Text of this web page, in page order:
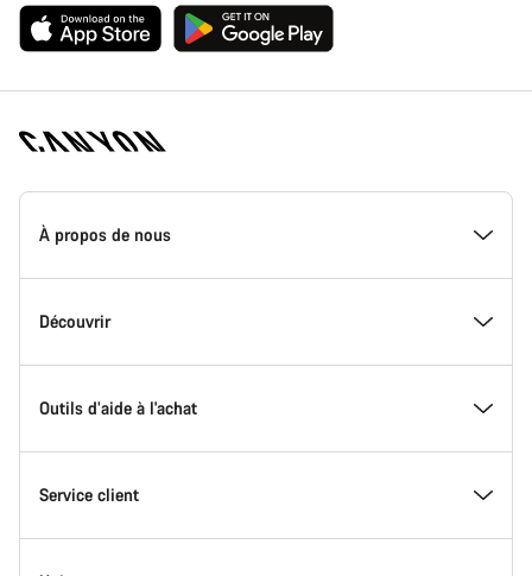
Page
d'accueil
Canyon
-
Canyon
À propos de nous
Inside Canyon
L'innovation chez Canyon
Canyon Factory Racing
Découvrir
Evénements
Trouver les emplacements Canyon
Outils d’aide à l'achat
Trouvez le Canyon de vos rêves
Service client